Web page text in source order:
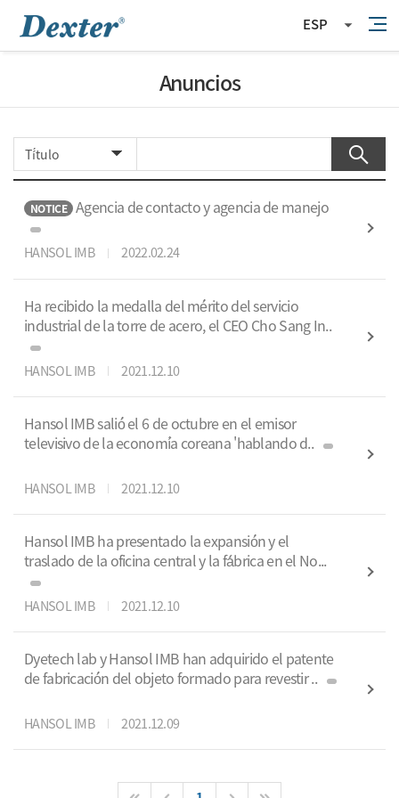
ESP
Anuncios
NOTICE Agencia de contacto y agencia de manejo
HANSOL IMB 2022.02.24
Ha recibido la medalla del mé́rito del servicio
industrial de la torre de acero, el CEO Cho Sang In..
HANSOL IMB 2021.12.10
Hansol IMB salió́ el 6 de octubre en el emisor
televisivo de la economí́a coreana 'hablando d..
HANSOL IMB 2021.12.10
Hansol IMB ha presentado la expansió́n y el
traslado de la oficina central y la fá́brica en el No...
HANSOL IMB 2021.12.10
Dyetech lab y Hansol IMB han adquirido el patente
de fabricació́n del objeto formado para revestir ..
HANSOL IMB 2021.12.09